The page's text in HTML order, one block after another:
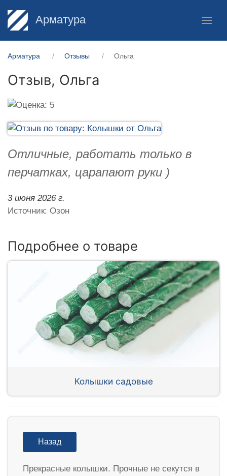
Арматура
Арматура Отзывы Ольга
Отзыв, Ольга
Отличные, работать только в
перчатках, царапают руки )
3 июня 2026 г.
Источник: Озон
Подробнее о товаре
Колышки садовые
Назад
Прекрасные колышки. Прочные не секутся в